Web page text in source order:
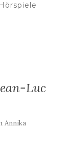
Luc
Annika